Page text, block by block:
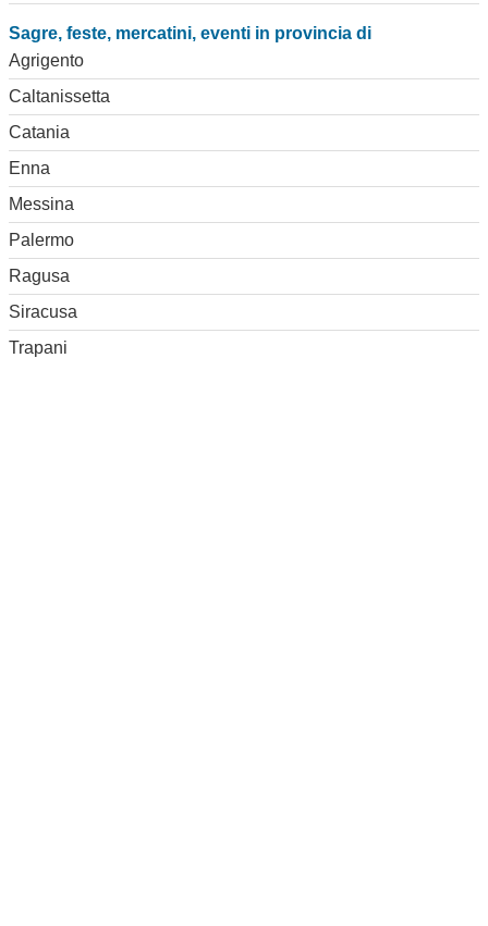
Sagre, feste, mercatini, eventi in provincia di
Agrigento
Caltanissetta
Catania
Enna
Messina
Palermo
Ragusa
Siracusa
Trapani